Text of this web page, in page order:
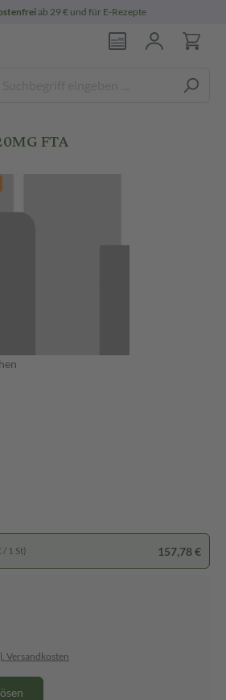
ab 29 € und für E-Rezepte
FTA
/ 1 St) 157,78 €
Versandkosten